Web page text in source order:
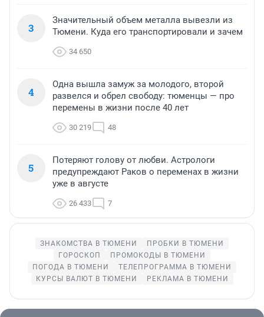
3
Значительный объем металла вывезли из
Тюмени. Куда его транспортировали и зачем
34 650
4
Одна вышла замуж за молодого, второй
развелся и обрел свободу: тюменцы — про
перемены в жизни после 40 лет
30 219 48
5
Потеряют голову от любви. Астрологи
предупреждают Раков о переменах в жизни
уже в августе
26 433 7
ЗНАКОМСТВА В ТЮМЕНИ
ПРОБКИ В ТЮМЕНИ
ГОРОСКОП
ПРОМОКОДЫ В ТЮМЕНИ
ПОГОДА В ТЮМЕНИ
ТЕЛЕПРОГРАММА В ТЮМЕНИ
КУРСЫ ВАЛЮТ В ТЮМЕНИ
РЕКЛАМА В ТЮМЕНИ